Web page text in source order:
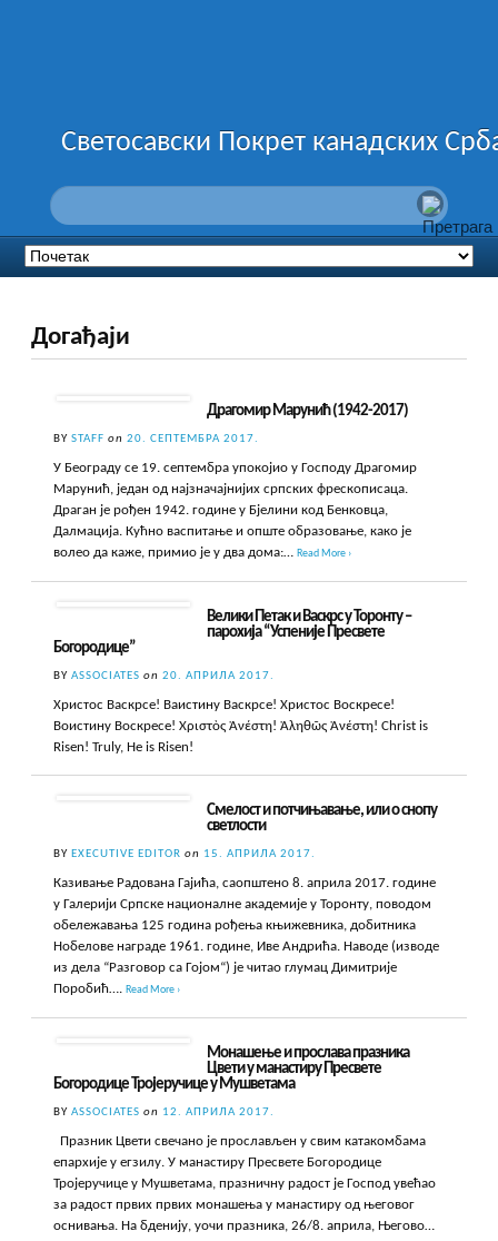
Светосавски Покрет канадских
Догађаји
Драгомир Марунић (1942-2017)
BYSTAFF on 20. СЕПТЕМБРА 2017.
У Београду се 19. септембра упокојио у Господу Драгомир
Марунић, један од најзначајнијих српских фрескописаца.
Драган је рођен 1942. године у Бјелини код Бенковца,
Далмација. Кућно васпитање и опште образовање, како је
волео да каже, примио је у два дома:…Read More ›
Велики Петак и Васкрс у Торонту –
парохија “Успеније Пресвете
Богородице”
BYASSOCIATES on 20. АПРИЛА 2017.
Христос Васкрсе! Ваистину Васкрсе! Христос Воскресе!
Воистину Воскресе! Χριστὸς Ἀνέστη! Ἀληθῶς Ἀνέστη! Christ is
Risen! Truly, He is Risen!
Смелост и потчињавање, или о снопу
светлости
BYEXECUTIVE EDITOR on 15. АПРИЛА 2017.
Казивање Радована Гајића, саопштено 8. априла 2017. године
у Галерији Српске националне академије у Торонту, поводом
обележавања 125 година рођења књижевника, добитника
Нобелове награде 1961. године, Иве Андрића. Наводе (изводе
из дела “Разговор са Гојом“) је читао глумац Димитрије
Поробић….Read More ›
Монашење и прослава празника
Цвети у манастиру Пресвете
Богородице Тројеручице у Мушветама
BYASSOCIATES on 12. АПРИЛА 2017.
Празник Цвети свечано је прослављен у свим катакомбама
епархије у егзилу. У манастиру Пресвете Богородице
Тројеручице у Мушветама, празничну радост је Господ увећао
за радост првих првих монашења у манастиру од његовог
оснивања. На бденију, уочи празника, 26/8. априла, Његово…